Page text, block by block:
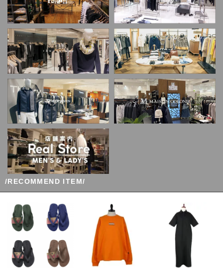
/RECOMMEND ITEM/